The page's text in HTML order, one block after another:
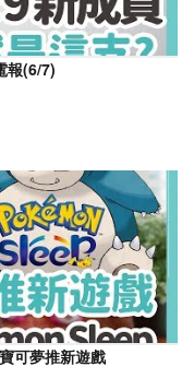
報(6/7)
可夢推新遊戲